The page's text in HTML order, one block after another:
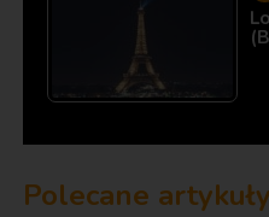
Polecane artykuły